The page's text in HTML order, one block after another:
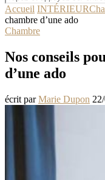
Accueil INTÉRIEUR
chambre d’une ado
Chambre
Nos conseils
d’une ado
écrit parMarie Dupon